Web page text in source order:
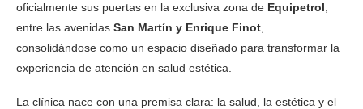
oficialmente sus puertas en la exclusiva zona de Equipetrol
entre las avenidas San Martín y Enrique Finot
consolidándose como un espacio diseñado para transformar la
experiencia de atención en salud estética.
La clínica nace con una premisa clara: la salud, la estética y el